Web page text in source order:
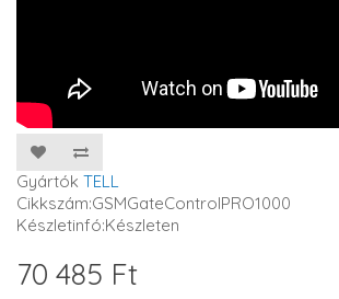
Gyártók TELL
Cikkszám:GSMGateControlPRO1000
Készletinfó:Készleten
70 485 Ft